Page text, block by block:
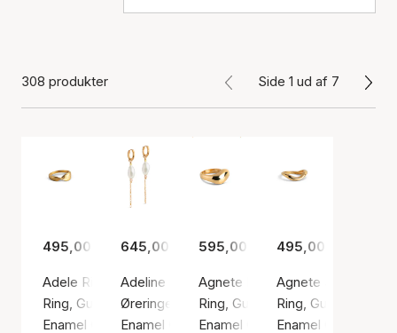
308 produkter Side 1 ud af 7
495,00 kr.
Adele Ring
Ring, Guld farve / Forgyldt sølv sterling 925
Enamel Copenhagen
645,00 kr.
Adeline Pearl Earrings
Øreringe, Guld farve / Forgyldt sølv sterling
Enamel Copenhagen
595,00 kr.
Agnete Large Ring
Ring, Guld farve / Forgyldt sølv
Enamel Copenhagen
495,00 kr.
Agnete Small Ring
Ring, Guld farve /
Enamel